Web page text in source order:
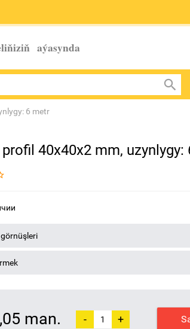
aýasynda
6 metr
40x40x2 mm, uzynlygy:
man. - +